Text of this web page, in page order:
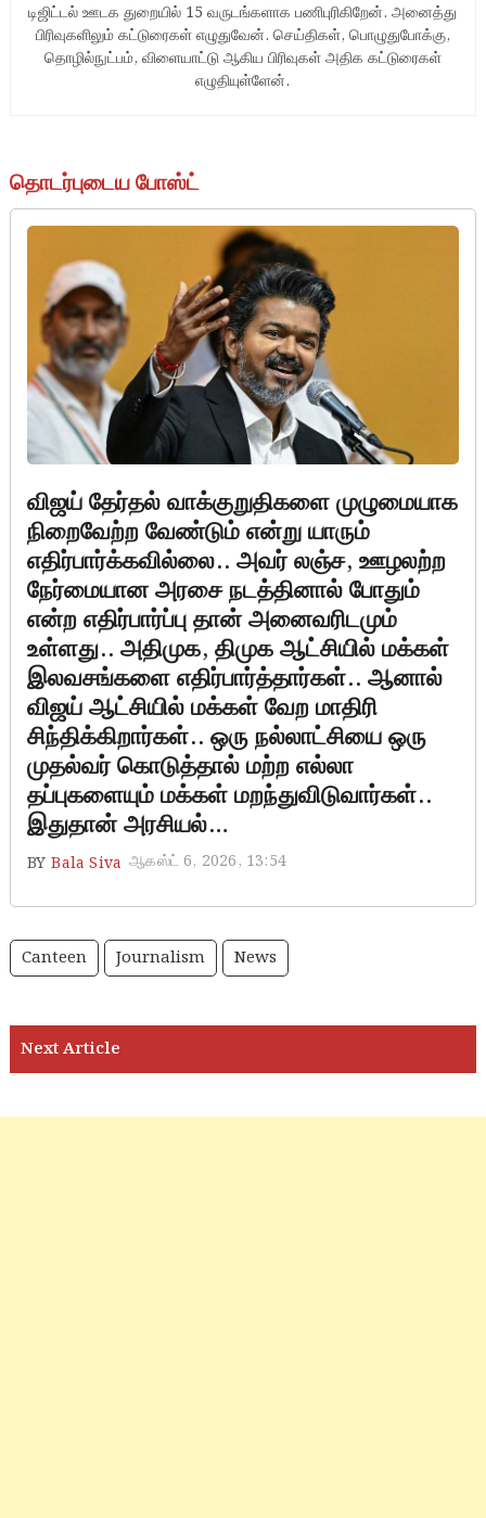
டிஜிட்டல் ஊடக துறையில் 15 வருடங்களாக பணிபுரிகிறேன். அனைத்து
பிரிவுகளிலும் கட்டுரைகள் எழுதுவேன். செய்திகள், பொழுதுபோக்கு,
தொழில்நுட்பம், விளையாட்டு ஆகிய பிரிவுகள் அதிக கட்டுரைகள்
எழுதியுள்ளேன்.
தொடர்புடைய போஸ்ட்
விஜய் தேர்தல் வாக்குறுதிகளை முழுமையாக
நிறைவேற்ற வேண்டும் என்று யாரும்
எதிர்பார்க்கவில்லை.. அவர் லஞ்ச, ஊழலற்ற
நேர்மையான அரசை நடத்தினால் போதும்
என்ற எதிர்பார்ப்பு தான் அனைவரிடமும்
உள்ளது.. அதிமுக, திமுக ஆட்சியில் மக்கள்
இலவசங்களை எதிர்பார்த்தார்கள்.. ஆனால்
விஜய் ஆட்சியில் மக்கள் வேற மாதிரி
சிந்திக்கிறார்கள்.. ஒரு நல்லாட்சியை ஒரு
முதல்வர் கொடுத்தால் மற்ற எல்லா
தப்புகளையும் மக்கள் மறந்துவிடுவார்கள்..
இதுதான் அரசியல்…
BY Bala Siva ஆகஸ்ட் 6, 2026, 13:54
Canteen Journalism News